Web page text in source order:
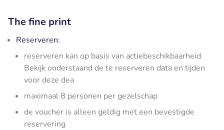
The fine print
Reserveren:
reserveren kan op basis van actiebeschikbaarheid.
Bekijk onderstaand de te reserveren data en tijden
voor deze dea
maximaal 8 personen per gezelschap
de voucher is alleen geldig met een bevestigde
reservering